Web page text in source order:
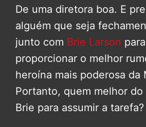
De uma diretora boa. E
alguém que seja
junto com Brie Larson
proporcionar o melhor
heroína mais poderosa da
Portanto, quem melhor
Brie para assumir a tarefa?